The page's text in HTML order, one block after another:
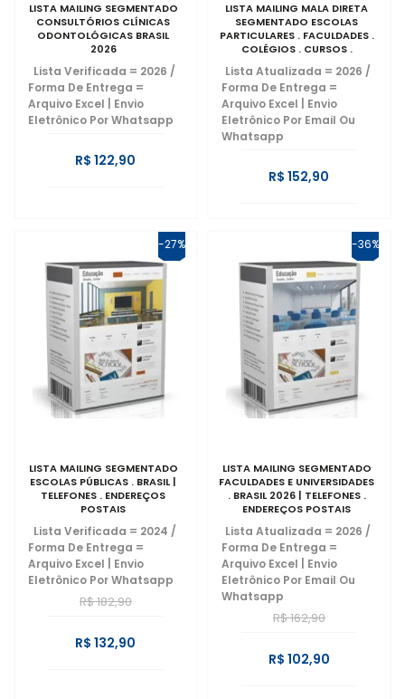
LISTA MAILING SEGMENTADO
CONSULTÓRIOS CLÍNICAS
ODONTOLÓGICAS BRASIL
2026
Lista Verificada = 2026 /
Forma De Entrega =
Arquivo Excel | Envio
Eletrônico Por Whatsapp
R$ 122,90
LISTA MAILING MALA DIRETA
SEGMENTADO ESCOLAS
PARTICULARES . FACULDADES .
COLÉGIOS . CURSOS .
UNIVERSIDADES . BRASIL 2026 |
LISTAS DE TELEFONES .
ENDEREÇOS . EMAILS 2026
Lista Atualizada = 2026 /
Forma De Entrega =
Arquivo Excel | Envio
Eletrônico Por Email Ou
Whatsapp
R$ 152,90
-27%
LISTA MAILING SEGMENTADO
ESCOLAS PÚBLICAS . BRASIL |
TELEFONES . ENDEREÇOS
POSTAIS
Lista Verificada = 2024 /
Forma De Entrega =
Arquivo Excel | Envio
Eletrônico Por Whatsapp
R$ 182,90
R$ 132,90
-36%
LISTA MAILING SEGMENTADO
FACULDADES E UNIVERSIDADES
. BRASIL 2026 | TELEFONES .
ENDEREÇOS POSTAIS
Lista Atualizada = 2026 /
Forma De Entrega =
Arquivo Excel | Envio
Eletrônico Por Email Ou
Whatsapp
R$ 162,90
R$ 102,90